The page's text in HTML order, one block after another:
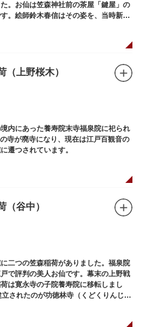
。お仙は笠森神社前の茶屋「鍵屋」の
。絵師鈴木春信はその姿を、当時新し
」に描きました。
（上野桜木）
内にあった養寿院末寺福泉院に祀られ
寺が廃寺になり、現在は江戸百観音の
遷つされています。
（谷中）
二つの笠森稲荷がありました。福泉院
で評判の美人お仙です。幕末の上野戦
は寛永寺の子院養寿院に移転しまし
されたのが功徳林寺（くどくりんじ）
た。